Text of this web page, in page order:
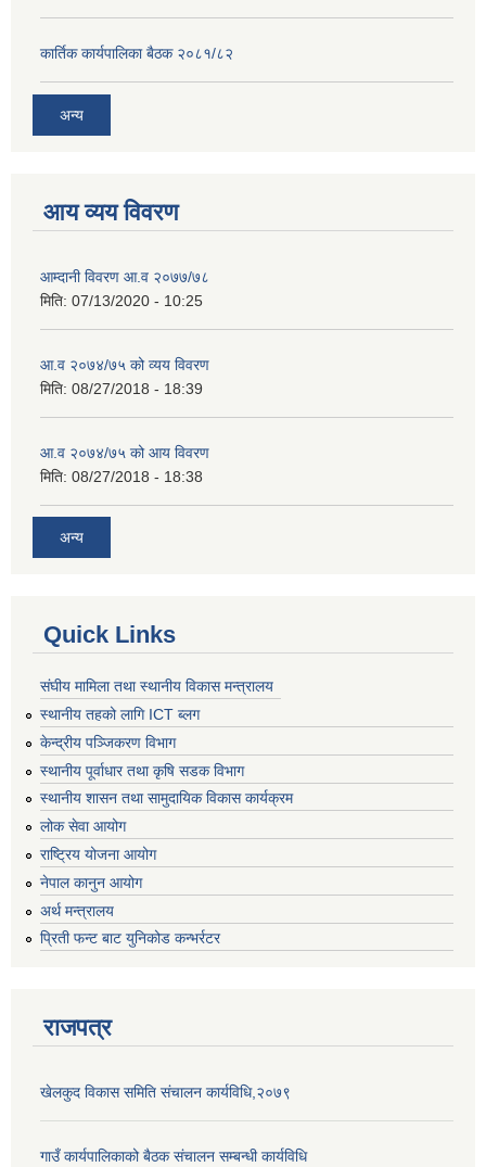
कार्तिक कार्यपालिका बैठक २०८१/८२
अन्य
आय व्यय विवरण
आम्दानी विवरण आ.व २०७७/७८
मिति: 07/13/2020 - 10:25
आ.व २०७४/७५ को व्यय विवरण
मिति: 08/27/2018 - 18:39
आ.व २०७४/७५ को आय विवरण
मिति: 08/27/2018 - 18:38
अन्य
Quick Links
संघीय मामिला तथा स्थानीय विकास मन्त्रालय
स्थानीय तहको लागि ICT ब्लग
केन्द्रीय पञ्जिकरण विभाग
स्थानीय पूर्वाधार तथा कृषि सडक विभाग
स्थानीय शासन तथा सामुदायिक विकास कार्यक्रम
लोक सेवा आयोग
राष्ट्रिय योजना आयोग
नेपाल कानुन आयोग
अर्थ मन्त्रालय
प्रिती फन्ट बाट युनिकोड कन्भर्रटर
राजपत्र
खेलकुद विकास समिति संचालन कार्यविधि,२०७९
गाउँ कार्यपालिकाको बैठक संचालन सम्बन्धी कार्यविधि